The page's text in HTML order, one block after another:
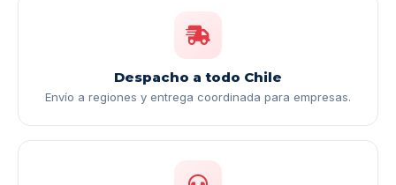
Despacho a todo Chile
Envío a regiones y entrega coordinada para empresas.